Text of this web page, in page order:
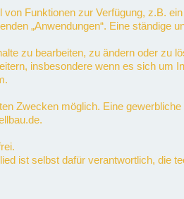
Funktionen zur Verfügung, z.B.
„Anwendungen“. Eine ständige
zu bearbeiten, zu ändern oder zu
insbesondere wenn es sich um
Zwecken möglich. Eine
ist selbst dafür verantwortlich, die